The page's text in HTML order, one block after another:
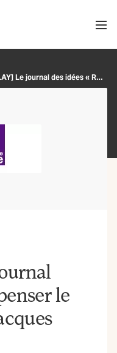
OK
[REPLAY] Le journal des idées « Repenser le progrès » de Jacques Munier
le